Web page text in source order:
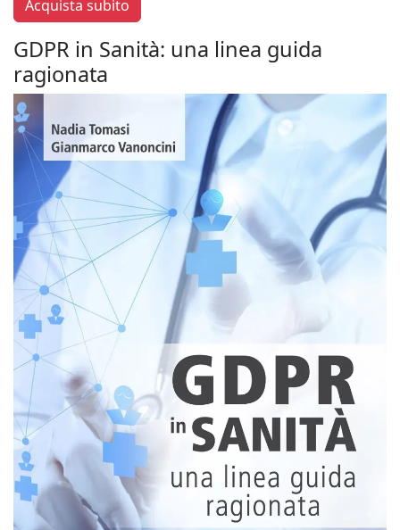
Acquista subito
GDPR in Sanità: una linea guida
ragionata